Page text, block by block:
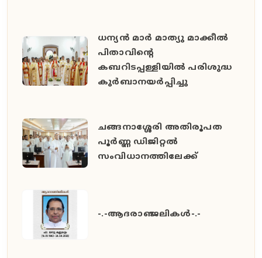
ധന്യൻ മാർ മാത്യു മാക്കീൽ
പിതാവിൻ്റെ
കബറിടപ്പള്ളിയിൽ പരിശുദ്ധ
കുർബാനയർപ്പിച്ചു
ചങ്ങനാശ്ശേരി അതിരൂപത
പൂർണ്ണ ഡിജിറ്റൽ
സംവിധാനത്തിലേക്ക്
-.-ആദരാഞ്ജലികൾ-.-